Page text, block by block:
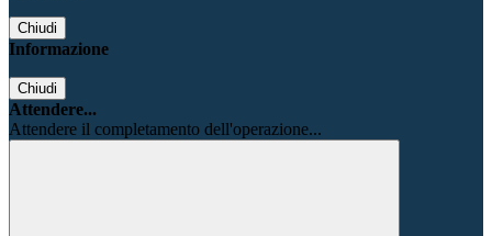
Chiudi
Informazione
Chiudi
Attendere...
Attendere il completamento dell'operazione...